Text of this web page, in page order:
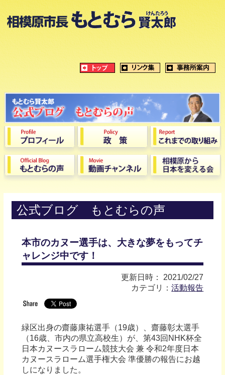
公式ブログ もとむらの声
本市のカヌー選手は、大きな夢をもってチ
ャレンジ中です！
更新日時： 2021/02/27
カテゴリ：活動報告
緑区出身の齋藤康祐選手（19歳）、齋藤彰太選手
（16歳、市内の県立高校生）が、第43回NHK杯全
日本カヌースラローム競技大会 兼 令和2年度日本
カヌースラローム選手権大会 準優勝の報告にお越
しになりました。